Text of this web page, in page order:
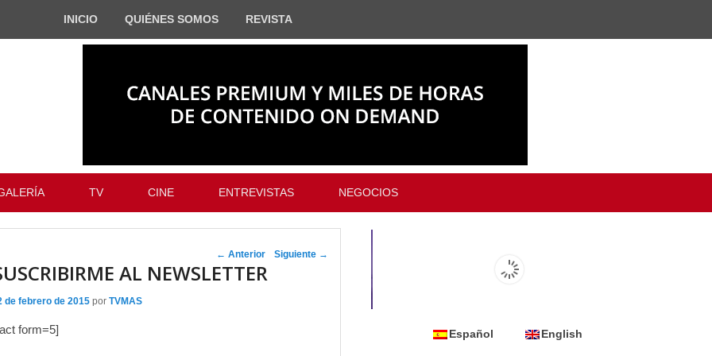
INICIO QUIÉNES SOMOS REVISTA
TV CINE ENTREVISTAS NEGOCIOS
Navegador de
← Anterior Siguiente →
AL NEWSLETTER
de febrero de 2015 por TVMAS
form=5] Español English